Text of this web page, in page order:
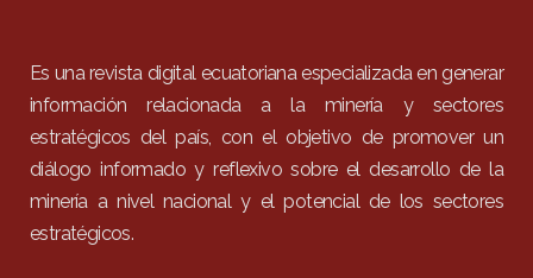
Es una revista digital ecuatoriana especializada en generar
información relacionada a la minería y sectores
estratégicos del país, con el objetivo de promover un
diálogo informado y reflexivo sobre el desarrollo de la
minería a nivel nacional y el potencial de los sectores
estratégicos.